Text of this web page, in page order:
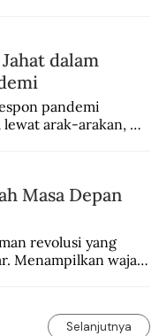
dalam
pandemi
arak-arakan,
Masa Depan
revolusi yang
Menampilkan wajah
Selanjutnya